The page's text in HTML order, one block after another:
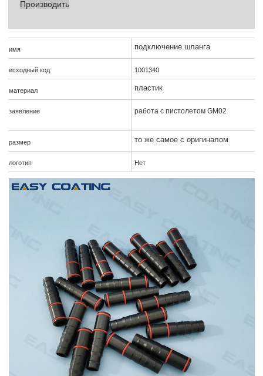
Производить
имя подключение шланга
исходный код 1001340
материал пластик
заявление работа с пистолетом GM02
размер то же самое с оригиналом
логотип Нет